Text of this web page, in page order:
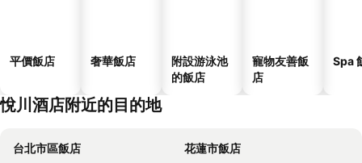
平價飯店 奢華飯店
附設游泳池
的飯店
寵物友善飯
店
Spa
悅川酒店附近的目的地
台北市區飯店
花蓮市飯店